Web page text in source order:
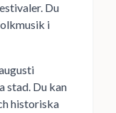
Du
i
stad. Du kan
historiska